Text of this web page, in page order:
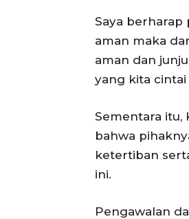
Saya berharap
aman maka
aman dan
yang kita cintai
Sementara itu,
bahwa
ketertiban
ini.
Pengawalan